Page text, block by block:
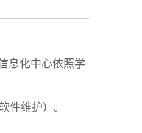
息化中心依照学
件维护）。